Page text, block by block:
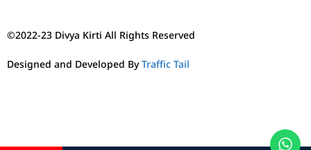
©2022-23 Divya Kirti All Rights Reserved
Designed and Developed ByTraffic Tail